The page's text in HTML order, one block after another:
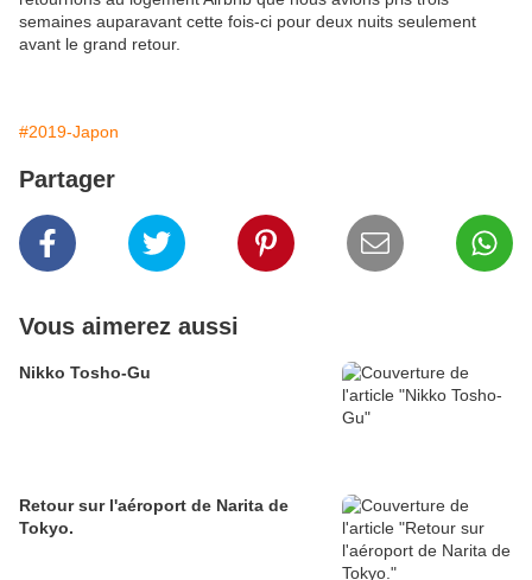
semaines auparavant cette fois-ci pour deux nuits seulement
avant le grand retour.
#2019-Japon
Partager
Vous aimerez aussi
Nikko Tosho-Gu
Retour sur l'aéroport de Narita de
Tokyo.